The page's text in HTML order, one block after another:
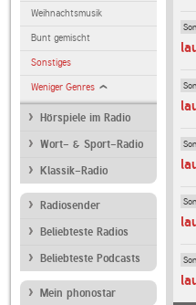
Weihnachtsmusik
Bunt gemischt
Sonstiges
Weniger Genres
Hörspiele im Radio
Wort- & Sport-Radio
Klassik-Radio
Radiosender
Beliebteste Radios
Beliebteste Podcasts
Mein phonostar